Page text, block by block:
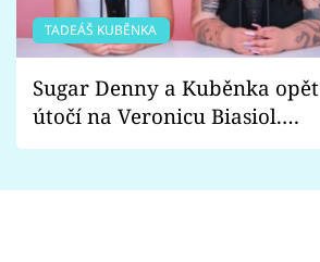
TADEÁŠ KUBĚNKA
Sugar Denny a Kuběnka opět
útočí na Veronicu Biasiol.
Proč je podle nich falešná a